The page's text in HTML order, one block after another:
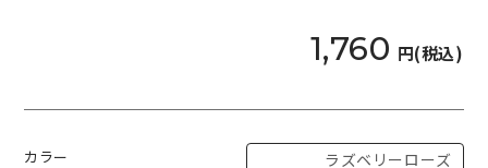
1,760 円(税込)
カラー